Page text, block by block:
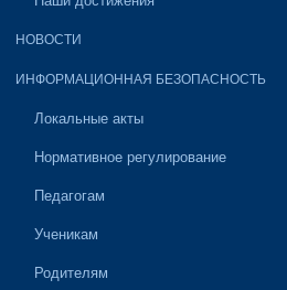
НОВОСТИ
ИНФОРМАЦИОННАЯ БЕЗОПАСНОСТЬ
Локальные акты
Нормативное регулирование
Педагогам
Ученикам
Родителям